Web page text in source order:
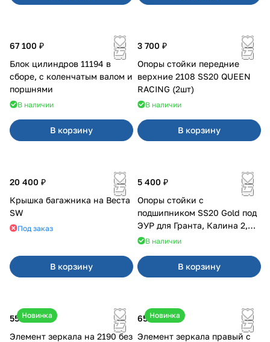
67 100 ₽
Блок цилиндров 11194 в
сборе, с коленчатым валом и
поршнями
В наличии
В корзину
3 700 ₽
Опоры стойки передние
верхние 2108 SS20 QUEEN
RACING (2шт)
В наличии
В корзину
20 400 ₽
Крышка багажника на Веста
SW
Под заказ
В корзину
5 400 ₽
Опоры стойки с
подшипником SS20 Gold под
ЭУР для Гранта, Калина 2,
Datsun
В наличии
В корзину
Новинка
550 ₽
Элемент зеркала на 2190 без
Новинка
650 ₽
Элемент зеркала правый с